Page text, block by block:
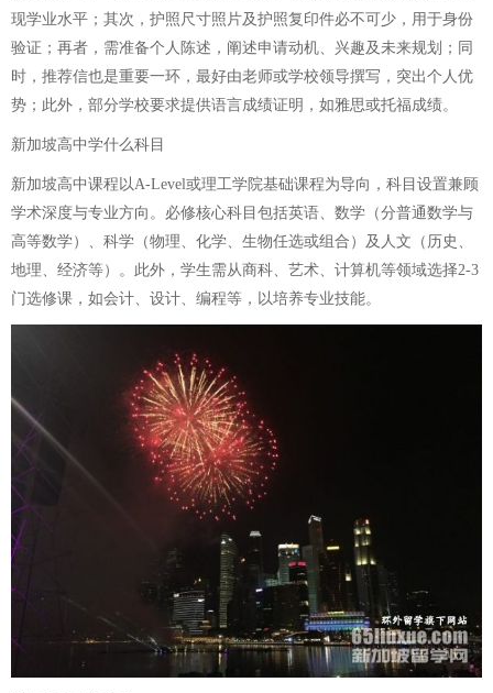
现学业水平；其次，护照尺寸照片及护照复印件必不可少，用于身份
验证；再者，需准备个人陈述，阐述申请动机、兴趣及未来规划；同
时，推荐信也是重要一环，最好由老师或学校领导撰写，突出个人优
势；此外，部分学校要求提供语言成绩证明，如雅思或托福成绩。
新加坡高中学什么科目
新加坡高中课程以A-Level或理工学院基础课程为导向，科目设置兼顾
学术深度与专业方向。必修核心科目包括英语、数学（分普通数学与
高等数学）、科学（物理、化学、生物任选或组合）及人文（历史、
地理、经济等）。此外，学生需从商科、艺术、计算机等领域选择2-3
门选修课，如会计、设计、编程等，以培养专业技能。